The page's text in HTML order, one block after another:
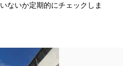
ないか定期的にチェックしま